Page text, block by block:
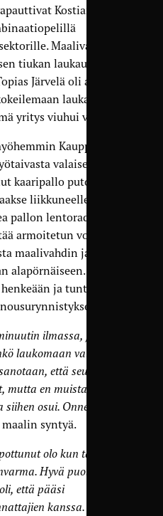
Kostiaisen
Maalivahti
tiukan laukauksen
Järvelä oli alati
laukaustaan
yritys viuhui vielä yli.
Kauppi sekosi.
valaisevaa
kaaripallo putosi
liikkuneelle
pallon lentoradan
armoitetun volley-
maalivahdin jalkojen
alapörnäiseen. Maali
ja tuntui
ilmassa, ja siinä
laukomaan vai en. No,
että seuraa
mutta en muista
osui. Onneksi meni
syntyä.
olo kun tajusi,
Hyvä puoli ei-
että pääsi
kanssa.